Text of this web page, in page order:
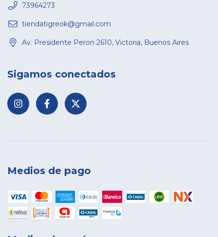
73964273
tiendatigreok@gmail.com
Av. Presidente Peron 2610, Victoria, Buenos Aires
Sigamos conectados
Medios de pago